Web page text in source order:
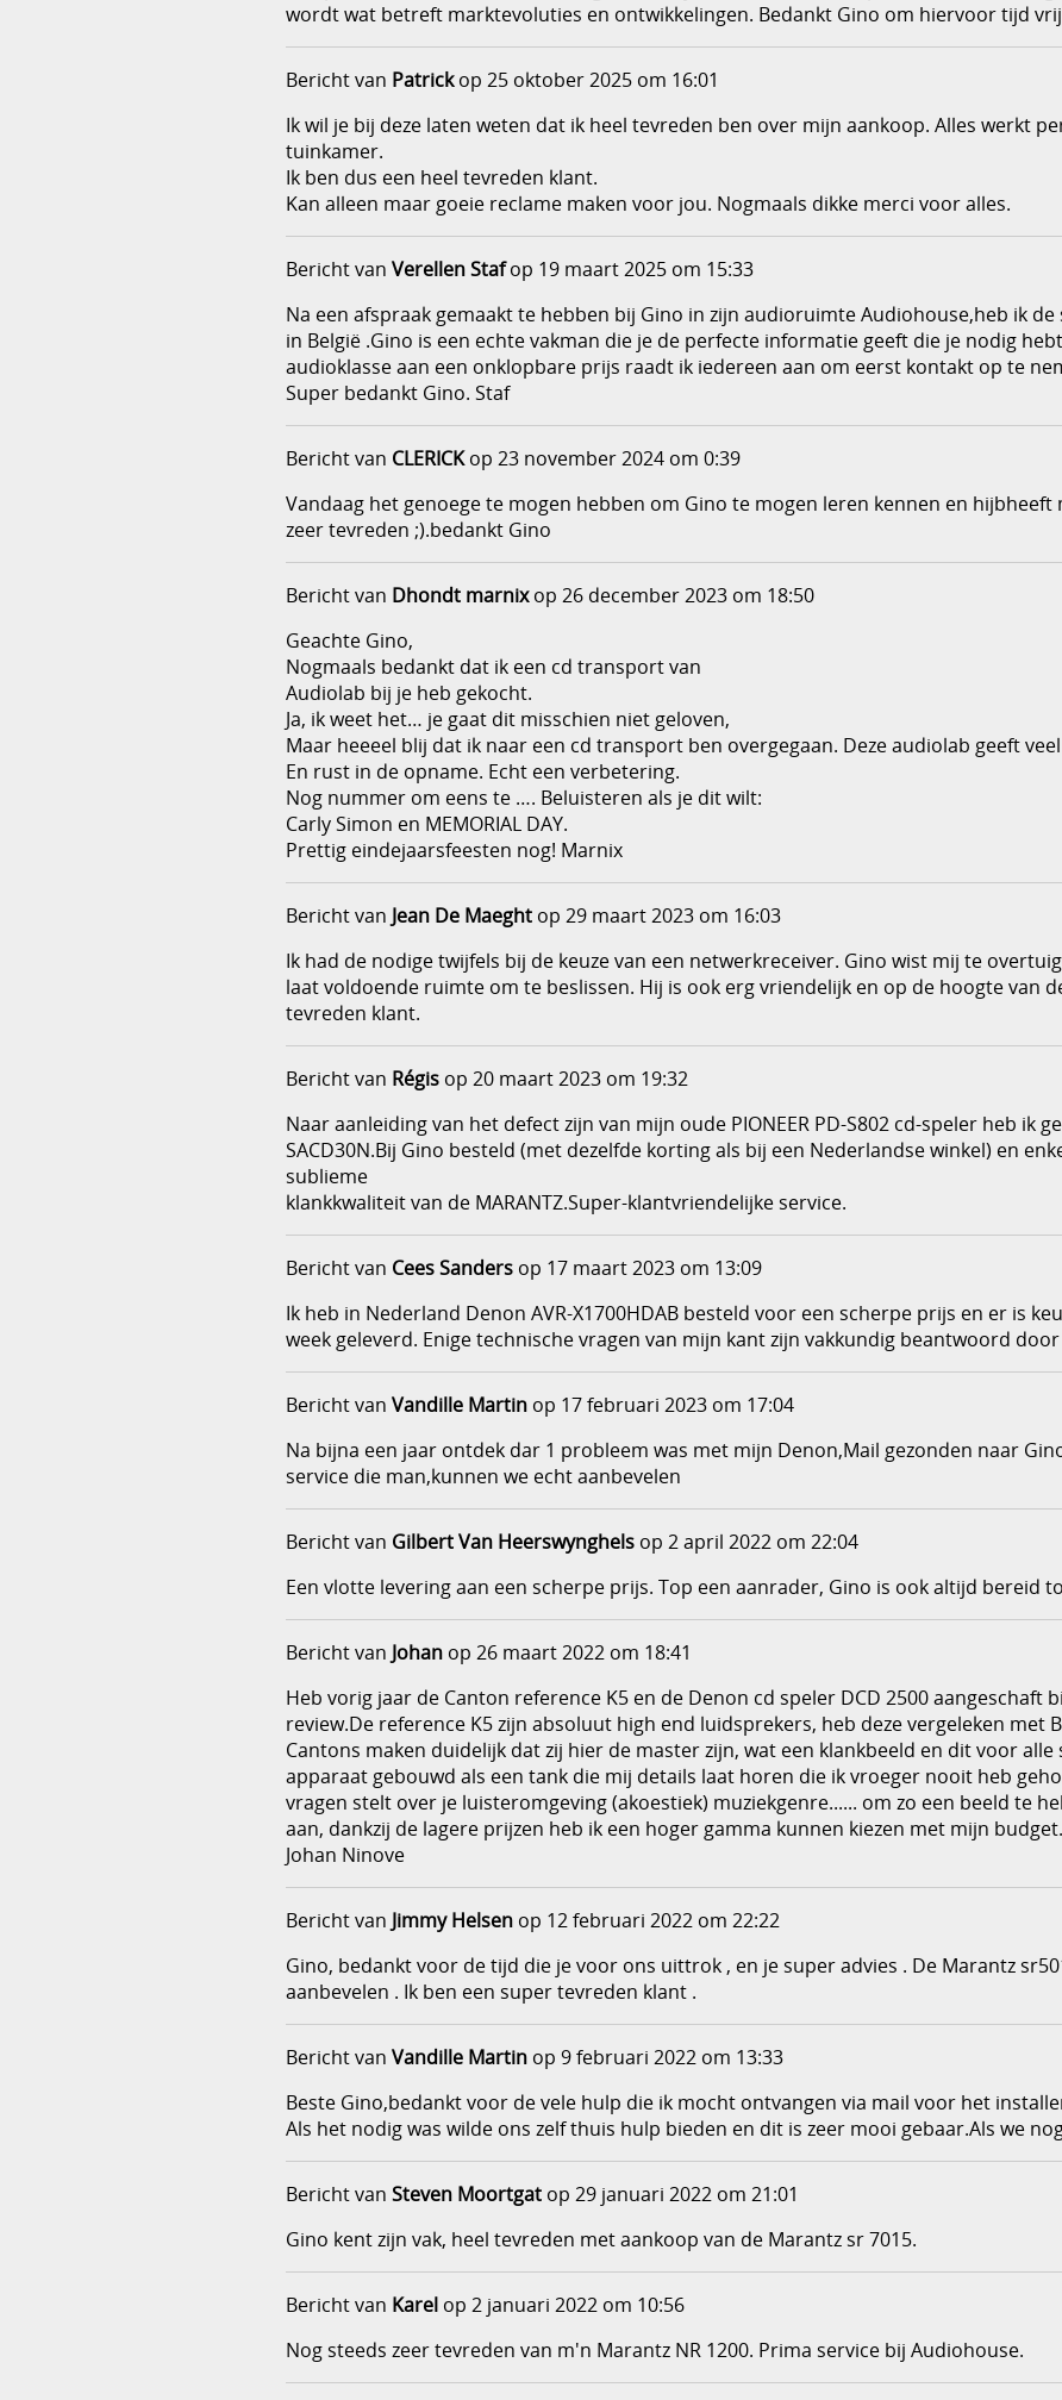
wordt wat betreft marktevoluties en ontwikkelingen. Bedankt Gino om hiervoor tijd
Bericht van Patrickop 25 oktober 2025 om 16:01
Ik wil je bij deze laten weten dat ik heel tevreden ben over mijn aankoop. Alles werkt
tuinkamer.
Ik ben dus een heel tevreden klant.
Kan alleen maar goeie reclame maken voor jou. Nogmaals dikke merci voor alles.
Bericht van Verellen Stafop 19 maart 2025 om 15:33
Na een afspraak gemaakt te hebben bij Gino in zijn audioruimte Audiohouse,heb ik
in België .Gino is een echte vakman die je de perfecte informatie geeft die je nodig
audioklasse aan een onklopbare prijs raadt ik iedereen aan om eerst kontakt op te
Super bedankt Gino. Staf
Bericht van CLERICKop 23 november 2024 om 0:39
Vandaag het genoege te mogen hebben om Gino te mogen leren kennen en
zeer tevreden ;).bedankt Gino
Bericht van Dhondt marnixop 26 december 2023 om 18:50
Geachte Gino,
Nogmaals bedankt dat ik een cd transport van
Audiolab bij je heb gekocht.
Ja, ik weet het… je gaat dit misschien niet geloven,
Maar heeeel blij dat ik naar een cd transport ben overgegaan. Deze audiolab geeft
En rust in de opname. Echt een verbetering.
Nog nummer om eens te …. Beluisteren als je dit wilt:
Carly Simon en MEMORIAL DAY.
Prettig eindejaarsfeesten nog! Marnix
Bericht van Jean De Maeght op 29 maart 2023 om 16:03
Ik had de nodige twijfels bij de keuze van een netwerkreceiver. Gino wist mij te
laat voldoende ruimte om te beslissen. Hij is ook erg vriendelijk en op de hoogte van
tevreden klant.
Bericht van Régis op 20 maart 2023 om 19:32
Naar aanleiding van het defect zijn van mijn oude PIONEER PD-S802 cd-speler heb ik
SACD30N.Bij Gino besteld (met dezelfde korting als bij een Nederlandse winkel) en
sublieme
klankkwaliteit van de MARANTZ.Super-klantvriendelijke service.
Bericht van Cees Sanders op 17 maart 2023 om 13:09
Ik heb in Nederland Denon AVR-X1700HDAB besteld voor een scherpe prijs en er is
week geleverd. Enige technische vragen van mijn kant zijn vakkundig beantwoord door
Bericht van Vandille Martin op 17 februari 2023 om 17:04
Na bijna een jaar ontdek dar 1 probleem was met mijn Denon,Mail gezonden naar
service die man,kunnen we echt aanbevelen
Bericht van Gilbert Van Heerswynghels op 2 april 2022 om 22:04
Een vlotte levering aan een scherpe prijs. Top een aanrader, Gino is ook altijd bereid
Bericht van Johan op 26 maart 2022 om 18:41
Heb vorig jaar de Canton reference K5 en de Denon cd speler DCD 2500
review.De reference K5 zijn absoluut high end luidsprekers, heb deze vergeleken met
Cantons maken duidelijk dat zij hier de master zijn, wat een klankbeeld en dit voor
apparaat gebouwd als een tank die mij details laat horen die ik vroeger nooit heb
vragen stelt over je luisteromgeving (akoestiek) muziekgenre...... om zo een beeld te
aan, dankzij de lagere prijzen heb ik een hoger gamma kunnen kiezen met mijn
Johan Ninove
Bericht van Jimmy Helsen op 12 februari 2022 om 22:22
Gino, bedankt voor de tijd die je voor ons uittrok , en je super advies . De Marantz
aanbevelen . Ik ben een super tevreden klant .
Bericht van Vandille Martin op 9 februari 2022 om 13:33
Beste Gino,bedankt voor de vele hulp die ik mocht ontvangen via mail voor het
Als het nodig was wilde ons zelf thuis hulp bieden en dit is zeer mooi gebaar.Als we
Bericht van Steven Moortgat op 29 januari 2022 om 21:01
Gino kent zijn vak, heel tevreden met aankoop van de Marantz sr 7015.
Bericht van Karel op 2 januari 2022 om 10:56
Nog steeds zeer tevreden van m'n Marantz NR 1200. Prima service bij Audiohouse.